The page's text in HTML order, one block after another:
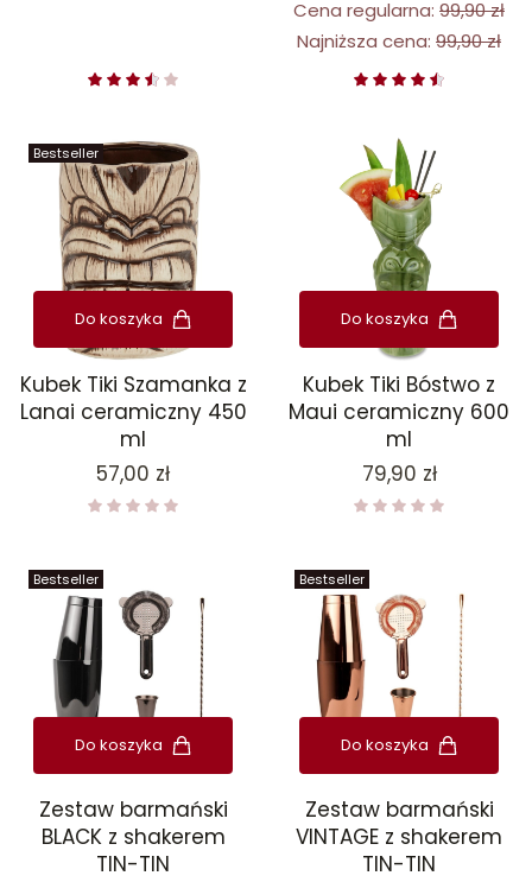
Cena regularna: 99,90 zł
Najniższa cena: 99,90 zł
Bestseller
Do koszyka
Kubek Tiki Szamanka z
Lanai ceramiczny 450
ml
Cena
57,00 zł
Do koszyka
Kubek Tiki Bóstwo z
Maui ceramiczny 600
ml
Cena
79,90 zł
Bestseller
Do koszyka
Zestaw barmański
BLACK z shakerem
TIN-TIN
Bestseller
Do koszyka
Zestaw barmański
VINTAGE z shakerem
TIN-TIN